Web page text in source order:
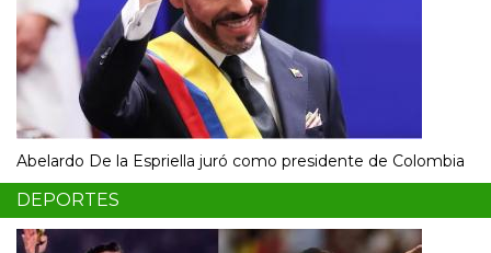
Abelardo De la Espriella juró como presidente de Colombia
DEPORTES